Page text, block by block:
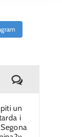
un
i